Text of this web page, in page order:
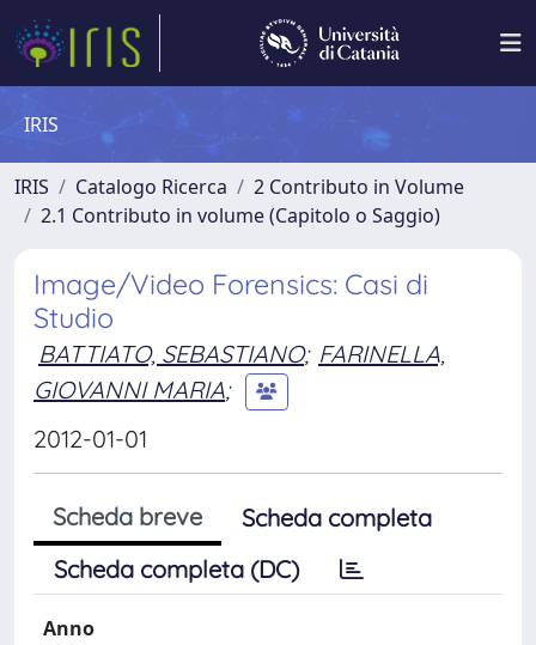
IRIS
IRIS Catalogo Ricerca
2 Contributo in Volume
2.1 Contributo in volume (Capitolo o Saggio)
Image/Video Forensics: Casi di
Studio
BATTIATO, SEBASTIANO; FARINELLA,
GIOVANNI MARIA;
2012-01-01
Scheda breve
Scheda completa
Scheda completa (DC)
Anno